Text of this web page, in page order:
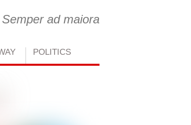
Semper ad maiora
POLITICS